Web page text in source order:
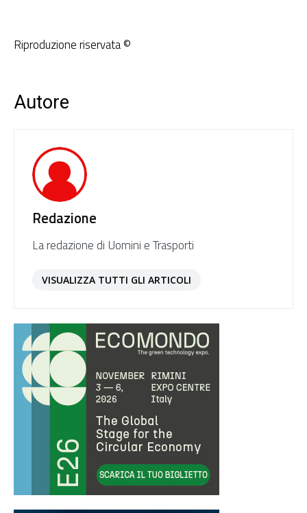
Riproduzione riservata ©
Autore
Redazione
La redazione di Uomini e Trasporti
VISUALIZZA TUTTI GLI ARTICOLI